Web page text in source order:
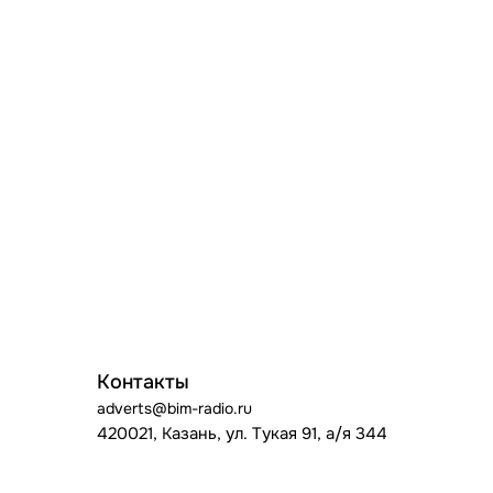
Контакты
adverts@bim-radio.ru
420021, Казань, ул. Тукая 91, а/я 344